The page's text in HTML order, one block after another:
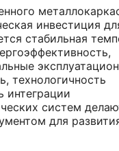
инвестиция
стабильная
технологичность
интеграции
систем
для